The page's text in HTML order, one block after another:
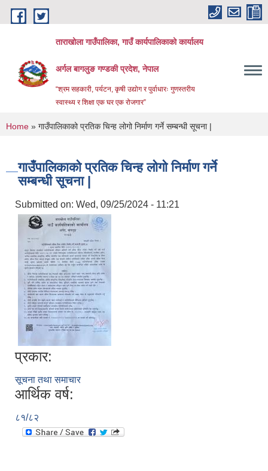
Skip to main content
ताराखोला गाउँपालिका, गाउँ कार्यपालिकाको कार्यालय
अर्गल बागलुङ गण्डकी प्रदेश, नेपाल
“श्रम सहकारी, पर्यटन, कृषी उद्योग र पुर्वाधारः गुणस्तरीय
स्वास्थ्य र शिक्षा एक घर एक रोजगार”
You are here
Home » गाउँपालिकाको प्रतिक चिन्ह लोगो निर्माण गर्ने सम्बन्धी सूचना |
गाउँपालिकाको प्रतिक चिन्ह लोगो निर्माण गर्ने
सम्बन्धी सूचना |
Submitted on: Wed, 09/25/2024 - 11:21
प्रकार:
सूचना तथा समाचार
आर्थिक वर्ष:
८१/८२